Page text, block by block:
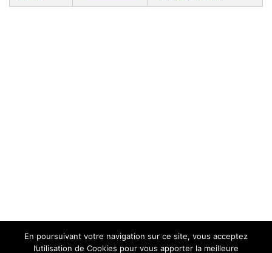
En poursuivant votre navigation sur ce site, vous acceptez
l’utilisation de Cookies pour vous apporter la meilleure